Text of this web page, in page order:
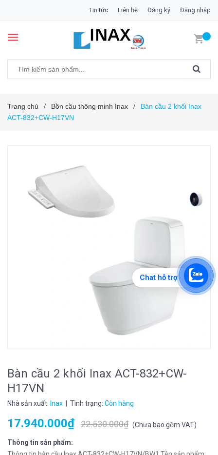
Tin tức Liên hệ Đăng ký Đăng nhập
Trang chủ / Bồn cầu thông minh Inax /
Bàn cầu 2 khối Inax
ACT-832+CW-H17VN
Bàn cầu 2 khối Inax ACT-832+CW-
H17VN
Nhà sản xuất: Inax | Tình trạng: Còn hàng
17.940.000₫ 22.530.000₫ (Chưa bao gồm VAT)
Thông tin sản phẩm:
Chat hỗ trợ